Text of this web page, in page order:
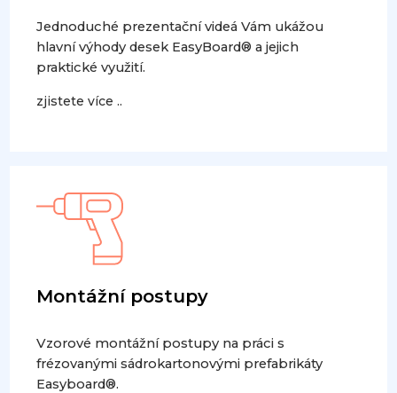
Jednoduché prezentační videá Vám ukážou
hlavní výhody desek EasyBoard® a jejich
praktické využití.
zjistete více ..
Montážní postupy
Vzorové montážní postupy na práci s
frézovanými sádrokartonovými prefabrikáty
Easyboard®.